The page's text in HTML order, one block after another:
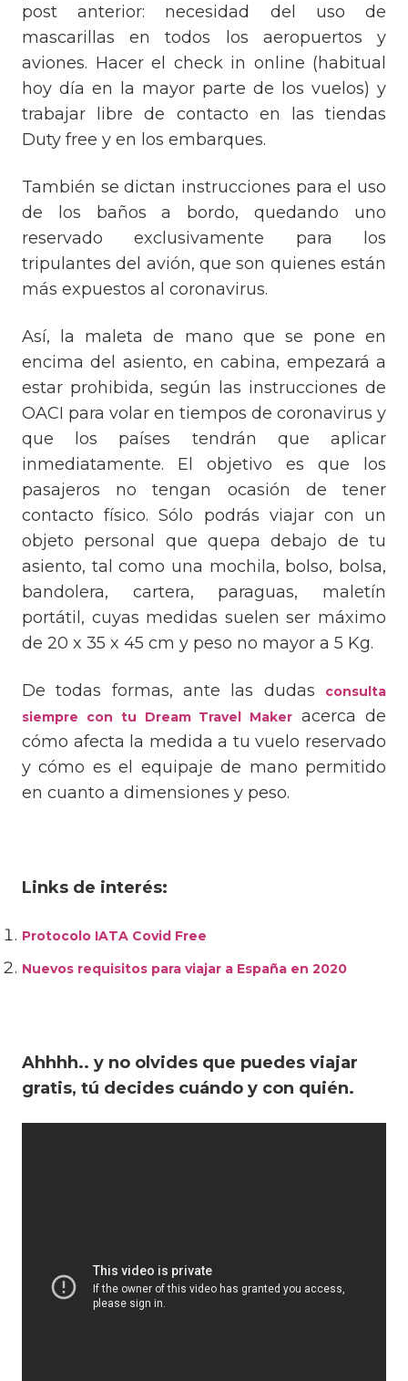
post anterior: necesidad del uso de
mascarillas en todos los aeropuertos y
aviones. Hacer el check in online (habitual
hoy día en la mayor parte de los vuelos) y
trabajar libre de contacto en las tiendas
Duty free y en los embarques.
También se dictan instrucciones para el uso
de los baños a bordo, quedando uno
reservado exclusivamente para los
tripulantes del avión, que son quienes están
más expuestos al coronavirus.
Así, la maleta de mano que se pone en
encima del asiento, en cabina, empezará a
estar prohibida, según las instrucciones de
OACI para volar en tiempos de coronavirus y
que los países tendrán que aplicar
inmediatamente. El objetivo es que los
pasajeros no tengan ocasión de tener
contacto físico. Sólo podrás viajar con un
objeto personal que quepa debajo de tu
asiento, tal como una mochila, bolso, bolsa,
bandolera, cartera, paraguas, maletín
portátil, cuyas medidas suelen ser máximo
de 20 x 35 x 45 cm y peso no mayor a 5 Kg.
De todas formas, ante las dudas
consulta
siempre con tu Dream Travel Maker acerca de
cómo afecta la medida a tu vuelo reservado
y cómo es el equipaje de mano permitido
en cuanto a dimensiones y peso.
Links de interés:
Protocolo IATA Covid Free
Nuevos requisitos para viajar a España en 2020
Ahhhh.. y no olvides que puedes viajar
gratis, tú decides cuándo y con quién.